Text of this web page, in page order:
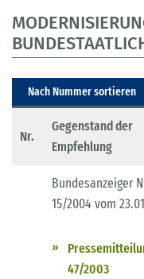
Nach Nummer sortieren
Nr.
Gegenstand der
Empfehlung
Bundesanzeiger
15/2004 vom
47/2003